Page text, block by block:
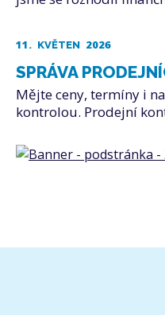
11. KVĚTEN 2026
SPRÁVA
Mějte ceny, termíny i
kontrolou. Prodejní